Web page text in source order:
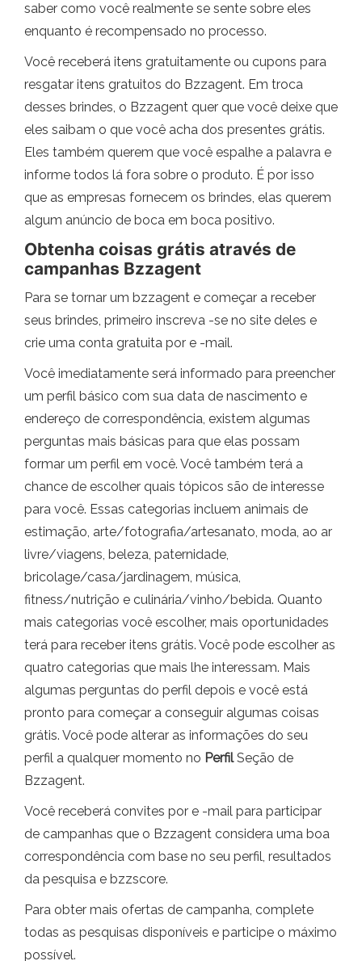
saber como você realmente se sente sobre eles
enquanto é recompensado no processo.
Você receberá itens gratuitamente ou cupons para
resgatar itens gratuitos do Bzzagent. Em troca
desses brindes, o Bzzagent quer que você deixe que
eles saibam o que você acha dos presentes grátis.
Eles também querem que você espalhe a palavra e
informe todos lá fora sobre o produto. É por isso
que as empresas fornecem os brindes, elas querem
algum anúncio de boca em boca positivo.
Obtenha coisas grátis através de
campanhas Bzzagent
Para se tornar um bzzagent e começar a receber
seus brindes, primeiro inscreva -se no site deles e
crie uma conta gratuita por e -mail.
Você imediatamente será informado para preencher
um perfil básico com sua data de nascimento e
endereço de correspondência, existem algumas
perguntas mais básicas para que elas possam
formar um perfil em você. Você também terá a
chance de escolher quais tópicos são de interesse
para você. Essas categorias incluem animais de
estimação, arte/fotografia/artesanato, moda, ao ar
livre/viagens, beleza, paternidade,
bricolage/casa/jardinagem, música,
fitness/nutrição e culinária/vinho/bebida. Quanto
mais categorias você escolher, mais oportunidades
terá para receber itens grátis. Você pode escolher as
quatro categorias que mais lhe interessam. Mais
algumas perguntas do perfil depois e você está
pronto para começar a conseguir algumas coisas
grátis. Você pode alterar as informações do seu
perfil a qualquer momento no PerfilSeção de
Bzzagent.
Você receberá convites por e -mail para participar
de campanhas que o Bzzagent considera uma boa
correspondência com base no seu perfil, resultados
da pesquisa e bzzscore.
Para obter mais ofertas de campanha, complete
todas as pesquisas disponíveis e participe o máximo
possível.